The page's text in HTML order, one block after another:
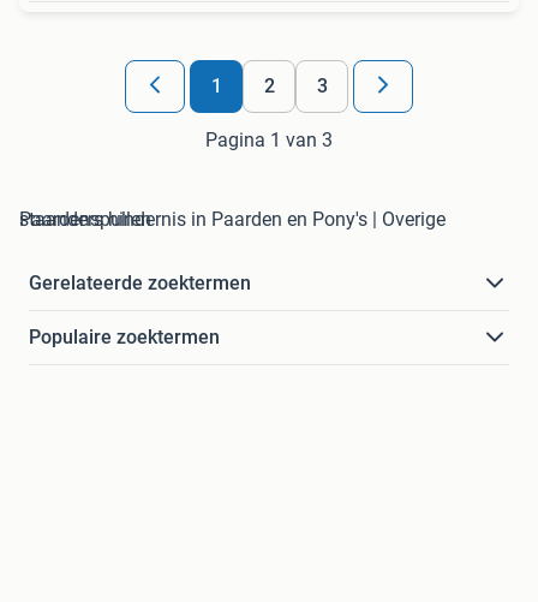
1 2 3
Pagina 1 van 3
staanders hindernis in Paarden en Pony's | Overige Paardenspullen
Gerelateerde zoektermen
Populaire zoektermen